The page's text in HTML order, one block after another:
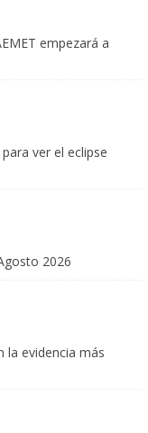
empezará a
ver el eclipse
2026
la evidencia más